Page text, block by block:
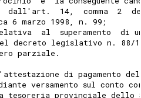
dall'art.  14,  comma  2
6 marzo 1998, n. 99;
al  superamento  di
legislativo n. 88/
parziale.
di pagamento
versamento sul conto
tesoreria provinciale dello